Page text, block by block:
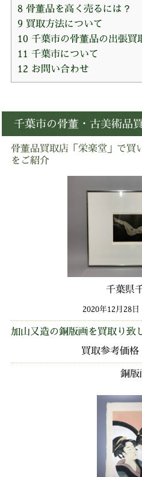
8 骨董品を高く売るには？
9 買取方法について
10 千葉市の骨董品の出張
11 千葉市について
12 お問い合わせ
千葉市の骨董・古美術品
骨董品買取店「栄楽堂」で買
をご紹介
千葉県
2020年12月28日
加山又造の銅版画を買取り致
買取参考価
銅版